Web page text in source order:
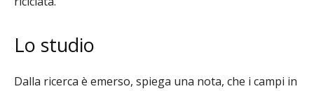
Lo studio
Dalla ricerca è emerso, spiega una nota, che i campi in